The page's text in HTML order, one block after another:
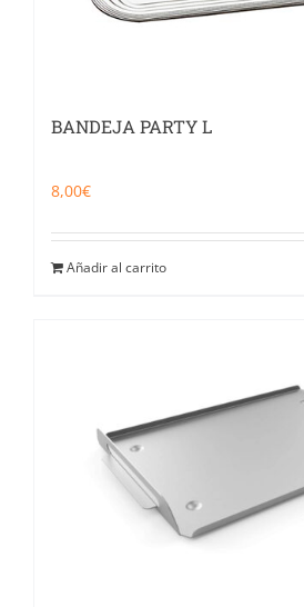
BANDEJA PARTY L
8,00€
Añadir al carrito